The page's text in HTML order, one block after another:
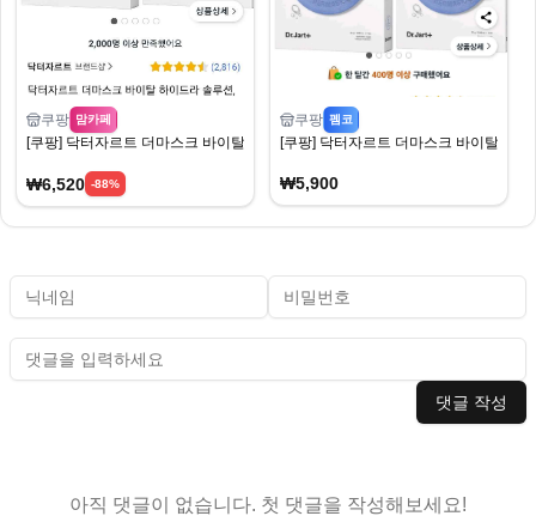
쿠팡 맘카페
[쿠팡] 닥터자르트 더마스크 바이탈 하이드라 솔루션, 5개입, 2개 6520원
₩6,520 -88%
쿠팡 펨코
[쿠팡] 닥터자르트 더마스크 바이탈 하
₩5,900
댓글 작성
아직 댓글이 없습니다. 첫 댓글을 작성해보세요!